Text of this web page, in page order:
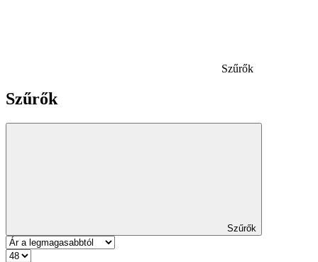
Szűrők
Szűrők
Szűrők